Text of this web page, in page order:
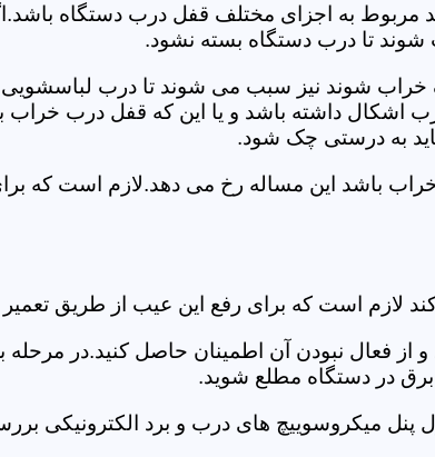
به اجزای مختلف قفل درب دستگاه
شوند تا درب دستگاه بسته نشود.
شوند نیز سبب می شوند تا درب لباسشویی
اشکال داشته باشد و یا این که قفل درب خراب
به درستی چک شود.
خراب باشد این مساله رخ می دهد.لازم است
لازم است که برای رفع این عیب از طریق
از فعال نبودن آن اطمینان حاصل کنید.در
برق در دستگاه مطلع شوید.
پنل میکروسوییچ های درب و برد الکترونیکی